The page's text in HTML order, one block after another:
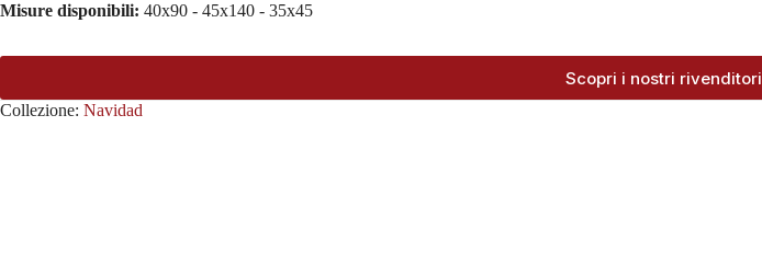
Misure disponibili: 40x90 - 45x140 - 35x45
Scopri i nostri rivenditori
Collezione: Navidad